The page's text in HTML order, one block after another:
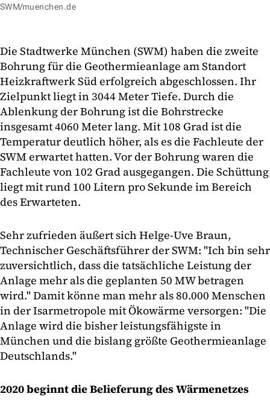
SWM/muenchen.de
Die Stadtwerke München (SWM) haben die zweite
Bohrung für die Geothermieanlage am Standort
Heizkraftwerk Süd erfolgreich abgeschlossen. Ihr
Zielpunkt liegt in 3044 Meter Tiefe. Durch die
Ablenkung der Bohrung ist die Bohrstrecke
insgesamt 4060 Meter lang. Mit 108 Grad ist die
Temperatur deutlich höher, als es die Fachleute der
SWM erwartet hatten. Vor der Bohrung waren die
Fachleute von 102 Grad ausgegangen. Die Schüttung
liegt mit rund 100 Litern pro Sekunde im Bereich
des Erwarteten.
Sehr zufrieden äußert sich Helge-Uve Braun,
Technischer Geschäftsführer der SWM: "Ich bin sehr
zuversichtlich, dass die tatsächliche Leistung der
Anlage mehr als die geplanten 50 MW betragen
wird." Damit könne man mehr als 80.000 Menschen
in der Isarmetropole mit Ökowärme versorgen: "Die
Anlage wird die bisher leistungsfähigste in
München und die bislang größte Geothermieanlage
Deutschlands."
2020 beginnt die Belieferung des Wärmenetzes